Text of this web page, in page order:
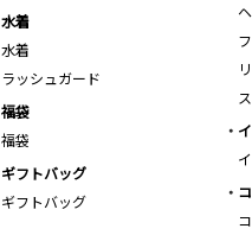
水着
水着
ラッシュガード
福袋
福袋
ギフトバッグ
ギフトバッグ